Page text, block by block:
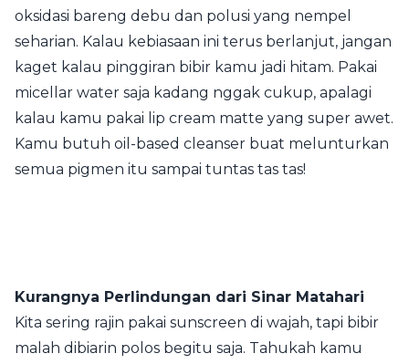
oksidasi bareng debu dan polusi yang nempel
seharian. Kalau kebiasaan ini terus berlanjut, jangan
kaget kalau pinggiran bibir kamu jadi hitam. Pakai
micellar water saja kadang nggak cukup, apalagi
kalau kamu pakai lip cream matte yang super awet.
Kamu butuh oil-based cleanser buat melunturkan
semua pigmen itu sampai tuntas tas tas!
Kurangnya Perlindungan dari Sinar Matahari
Kita sering rajin pakai sunscreen di wajah, tapi bibir
malah dibiarin polos begitu saja. Tahukah kamu